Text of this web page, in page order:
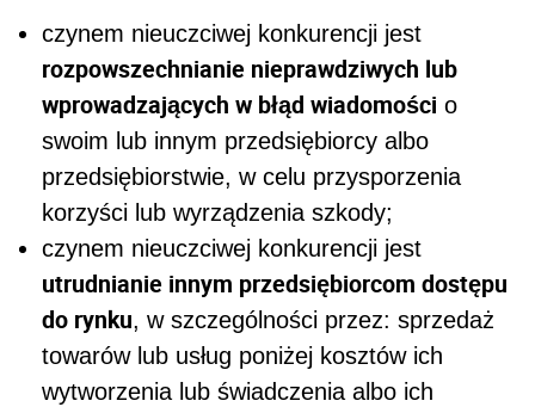
czynem nieuczciwej konkurencji jest
rozpowszechnianie nieprawdziwych lub
wprowadzających w błąd wiadomości o
swoim lub innym przedsiębiorcy albo
przedsiębiorstwie, w celu przysporzenia
korzyści lub wyrządzenia szkody;
czynem nieuczciwej konkurencji jest
utrudnianie innym przedsiębiorcom dostępu
do rynku, w szczególności przez: sprzedaż
towarów lub usług poniżej kosztów ich
wytworzenia lub świadczenia albo ich